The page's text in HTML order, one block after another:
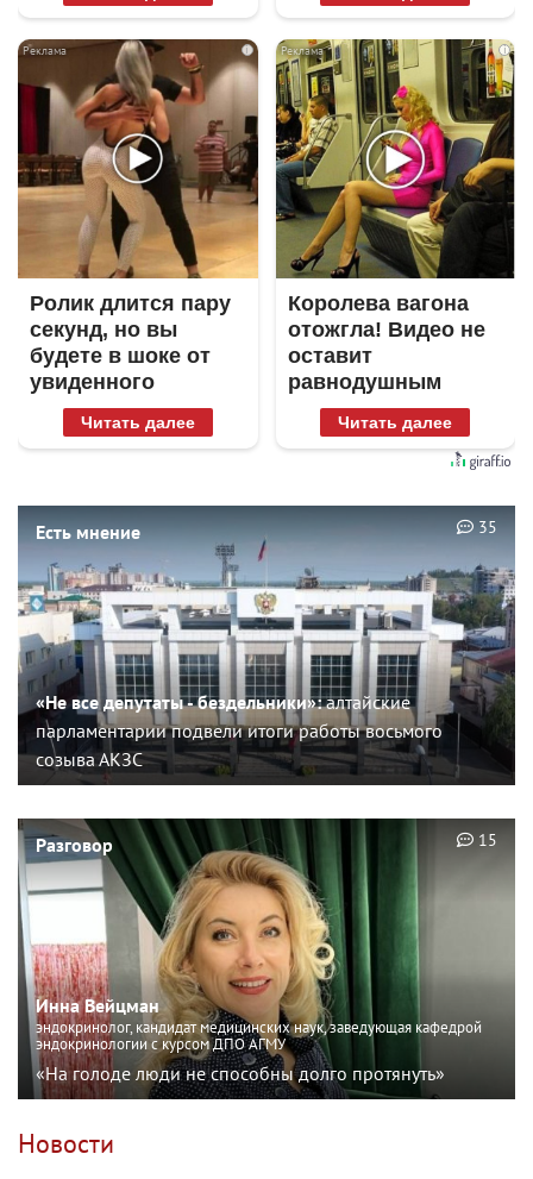
i
Ролик длится пару
секунд, но вы
будете в шоке от
увиденного
Читать далее
i
Королева вагона
отожгла! Видео не
оставит
равнодушным
Читать далее
Есть мнение
«Не все депутаты - бездельники»:алтайские
парламентарии подвели итоги работы восьмого
созыва АКЗС
35
Разговор
Инна Вейцман
эндокринолог, кандидат медицинских наук, заведующая кафедрой
эндокринологии с курсом ДПО АГМУ
«На голоде люди не способны долго протянуть»
15
Новости